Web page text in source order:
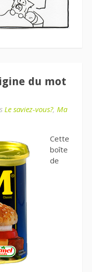
du mot
Le saviez-vous?, Ma
Cette
boîte
de